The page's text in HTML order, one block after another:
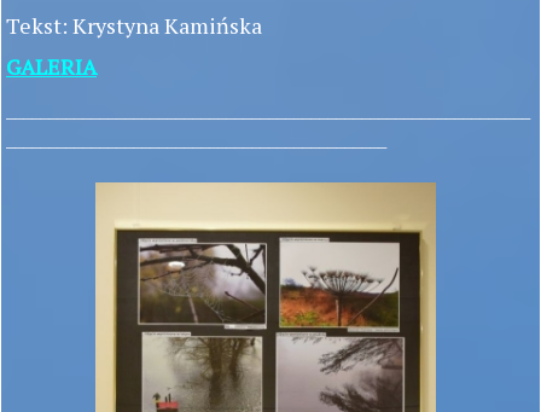
Tekst: Krystyna Kamińska
GALERIA